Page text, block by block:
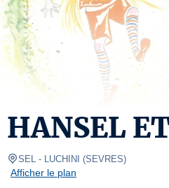
HANSEL
SEL - LUCHINI (SEVRES)
Afficher le plan